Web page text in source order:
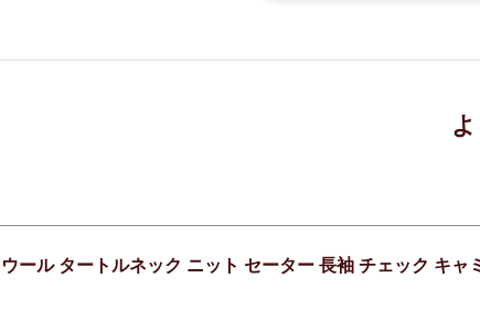
ウール タートルネック ニット セーター 長袖 チェック キ